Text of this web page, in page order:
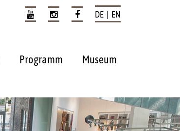
DE | EN
Programm Museum